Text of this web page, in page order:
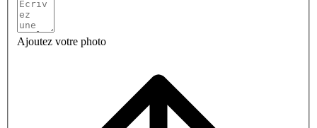
Ajoutez votre photo